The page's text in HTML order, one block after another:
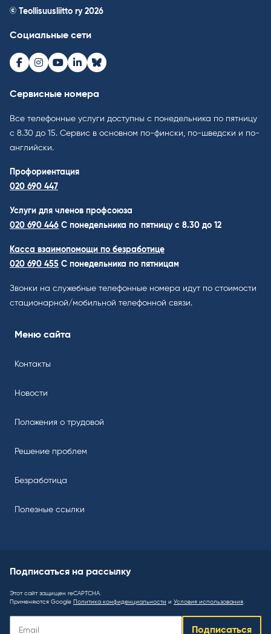
© Teollisuusliitto ry 2026
Социальные сети
Facebook
Instagram
Youtube
LinkedInBluesky
Сервисные номера
Все телефонные услуги доступны с понедельника по пятницу
с 8.30 до 15. Cервис в основном по-фински, по-шведски и по-
английски.
Профориентация
020 690 447
Услуги для членов профсоюза
020 690 446 C понедельника по пятницу с 8.30 до 12
Касса взаимопомощи по безработице
020 690 455 С понедельника по пятницам
Звонки на служебные телефонные номера идут по стоимости
стационарной/мобильной телефонной связи.
Меню сайта
Контакты
Новости
Положения о трудовой
Решение проблем
Безработица
Полезные ссылки
Подписаться на рассылку
Этот сайт защищен reCAPTCHA.
Применяются Google Политика конфиденциальности и Условия использования.
Подписаться